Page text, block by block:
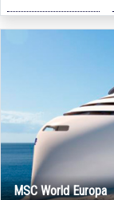
MSC World Europa